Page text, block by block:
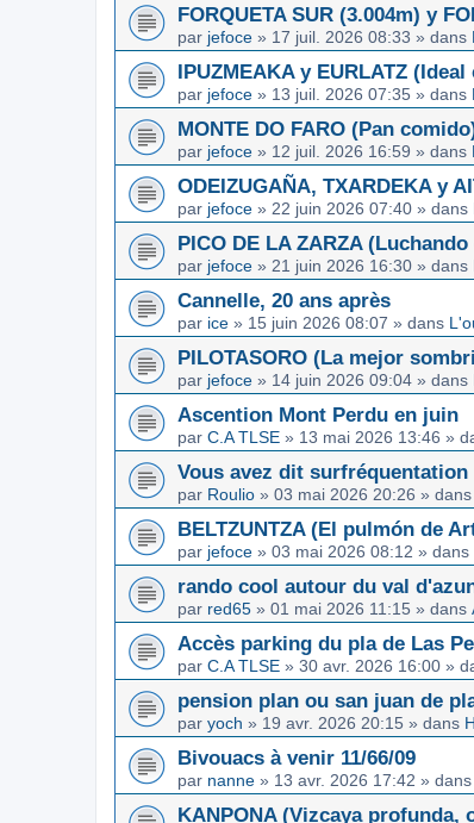
FORQUETA SUR (3.004m) y
par jefoce » 17 juil. 2026 08:33 » dans
IPUZMEAKA y EURLATZ
par jefoce » 13 juil. 2026 07:35 » dans
MONTE DO FARO (Pan
par jefoce » 12 juil. 2026 16:59 » dans
ODEIZUGAÑA, TXARDEKA y
par jefoce » 22 juin 2026 07:40 » dans
PICO DE LA ZARZA
par jefoce » 21 juin 2026 16:30 » dans
Cannelle, 20 ans après
par ice » 15 juin 2026 08:07 » dans
PILOTASORO (La mejor
par jefoce » 14 juin 2026 09:04 » dans
Ascention Mont Perdu en juin
par C.A TLSE » 13 mai 2026 13:46 »
Vous avez dit surfréquentation
par Roulio » 03 mai 2026 20:26 » dans
BELTZUNTZA (El pulmón de
par jefoce » 03 mai 2026 08:12 » dans
rando cool autour du val
par red65 » 01 mai 2026 11:15 » dans
Accès parking du pla de Las
par C.A TLSE » 30 avr. 2026 16:00 »
pension plan ou san juan de
par yoch » 19 avr. 2026 20:15 » dans
Bivouacs à venir 11/66/09
par nanne » 13 avr. 2026 17:42 » dans
KANPONA (Vizcaya profunda,